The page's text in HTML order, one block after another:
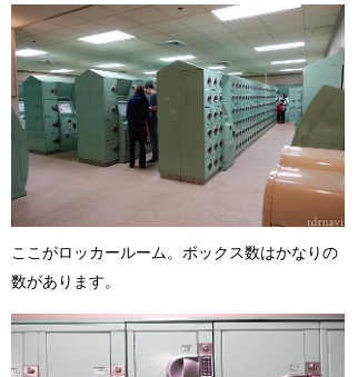
ここがロッカールーム。ボックス数はかなりの
数があります。